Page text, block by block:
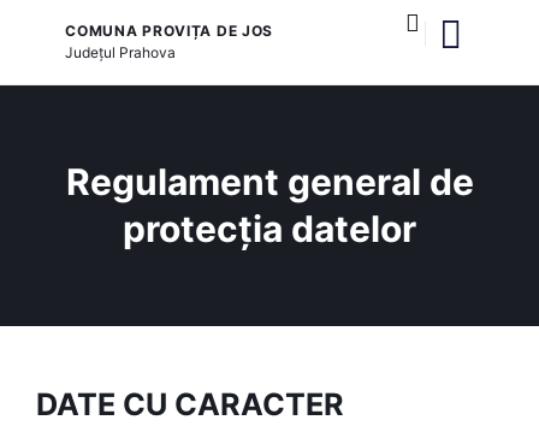
COMUNA PROVIȚA DE JOS
Județul Prahova
Regulament general de
protecția datelor
DATE CU CARACTER